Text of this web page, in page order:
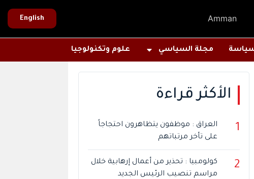
Amman
English
مجلة السياسي علوم وتكنولوجيا
الأكثر قراءة
1
العراق : موظفون يتظاهرون احتجاجاً
على تأخر مرتباتهم
2
كولومبيا : تحذير من أعمال إرهابية خلال
مراسم تنصيب الرئيس الجديد